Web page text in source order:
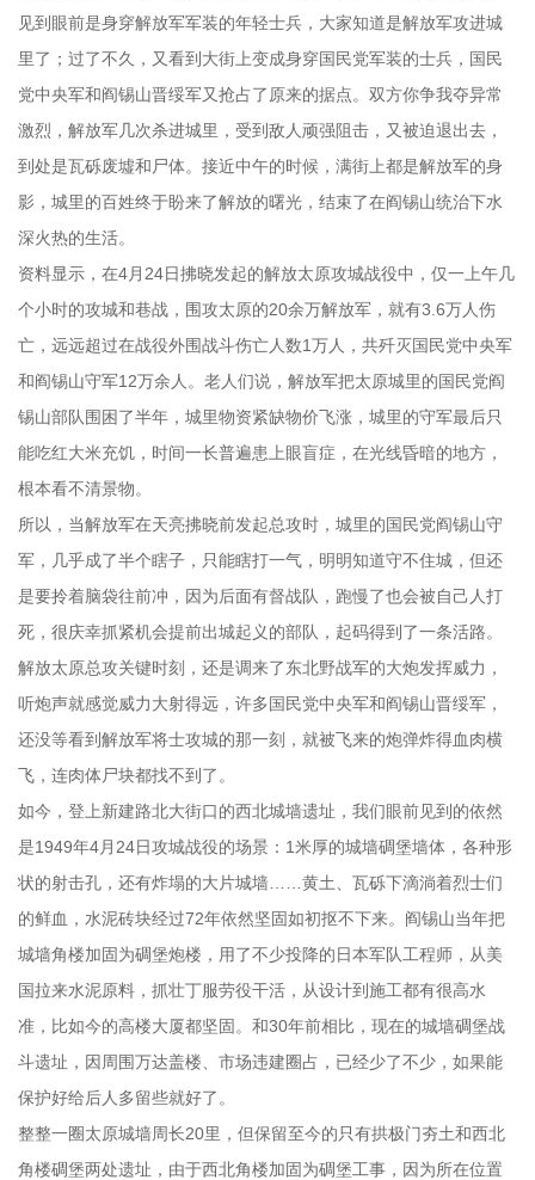
见到眼前是身穿解放军军装的年轻士兵，大家知道是解放军攻进城
里了；过了不久，又看到大街上变成身穿国民党军装的士兵，国民
党中央军和阎锡山晋绥军又抢占了原来的据点。双方你争我夺异常
激烈，解放军几次杀进城里，受到敌人顽强阻击，又被迫退出去，
到处是瓦砾废墟和尸体。接近中午的时候，满街上都是解放军的身
影，城里的百姓终于盼来了解放的曙光，结束了在阎锡山统治下水
深火热的生活。
资料显示，在4月24日拂晓发起的解放太原攻城战役中，仅一上午几
个小时的攻城和巷战，围攻太原的20余万解放军，就有3.6万人伤
亡，远远超过在战役外围战斗伤亡人数1万人，共歼灭国民党中央军
和阎锡山守军12万余人。老人们说，解放军把太原城里的国民党阎
锡山部队围困了半年，城里物资紧缺物价飞涨，城里的守军最后只
能吃红大米充饥，时间一长普遍患上眼盲症，在光线昏暗的地方，
根本看不清景物。
所以，当解放军在天亮拂晓前发起总攻时，城里的国民党阎锡山守
军，几乎成了半个瞎子，只能瞎打一气，明明知道守不住城，但还
是要拎着脑袋往前冲，因为后面有督战队，跑慢了也会被自己人打
死，很庆幸抓紧机会提前出城起义的部队，起码得到了一条活路。
解放太原总攻关键时刻，还是调来了东北野战军的大炮发挥威力，
听炮声就感觉威力大射得远，许多国民党中央军和阎锡山晋绥军，
还没等看到解放军将士攻城的那一刻，就被飞来的炮弹炸得血肉横
飞，连肉体尸块都找不到了。
如今，登上新建路北大街口的西北城墙遗址，我们眼前见到的依然
是1949年4月24日攻城战役的场景：1米厚的城墙碉堡墙体，各种形
状的射击孔，还有炸塌的大片城墙……黄土、瓦砾下滴淌着烈士们
的鲜血，水泥砖块经过72年依然坚固如初抠不下来。阎锡山当年把
城墙角楼加固为碉堡炮楼，用了不少投降的日本军队工程师，从美
国拉来水泥原料，抓壮丁服劳役干活，从设计到施工都有很高水
准，比如今的高楼大厦都坚固。和30年前相比，现在的城墙碉堡战
斗遗址，因周围万达盖楼、市场违建圈占，已经少了不少，如果能
保护好给后人多留些就好了。
整整一圈太原城墙周长20里，但保留至今的只有拱极门夯土和西北
角楼碉堡两处遗址，由于西北角楼加固为碉堡工事，因为所在位置